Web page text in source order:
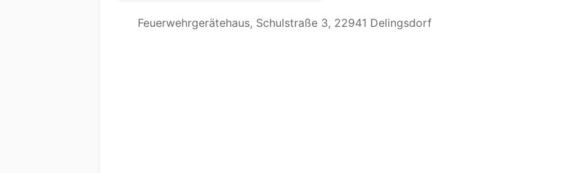
Feuerwehrgerätehaus, Schulstraße 3, 22941 Delingsdorf